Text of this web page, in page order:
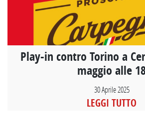
Play-in contro Torino a
maggio alle
30 Aprile 2025
LEGGI TUTTO